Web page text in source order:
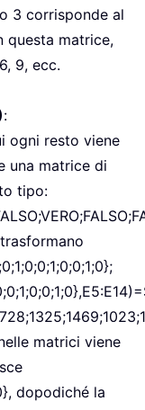
3 corrisponde al
questa matrice,
9, ecc.
:
ogni resto viene
una matrice di
tipo:
matrici viene
dopodiché la